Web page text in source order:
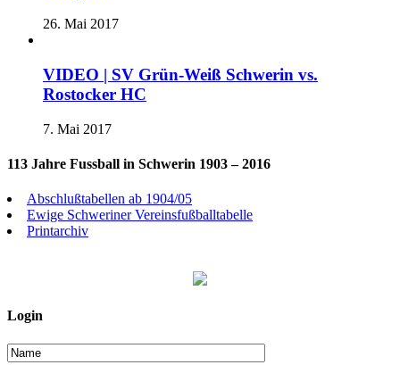
26. Mai 2017
VIDEO | SV Grün-Weiß Schwerin vs.
Rostocker HC
7. Mai 2017
113 Jahre Fussball in Schwerin 1903 – 2016
Abschlußtabellen ab 1904/05
Ewige Schweriner Vereinsfußballtabelle
Printarchiv
Login